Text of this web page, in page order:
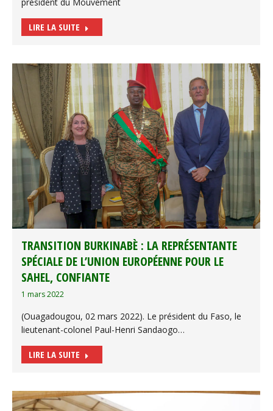
LIRE LA SUITE
TRANSITION BURKINABÈ : LA REPRÉSENTANTE
SPÉCIALE DE L’UNION EUROPÉENNE POUR LE
SAHEL, CONFIANTE
1 mars 2022
(Ouagadougou, 02 mars 2022). Le président du Faso, le
lieutenant-colonel Paul-Henri Sandaogo…
LIRE LA SUITE